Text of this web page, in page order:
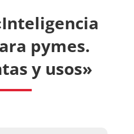
pymes.
y usos»